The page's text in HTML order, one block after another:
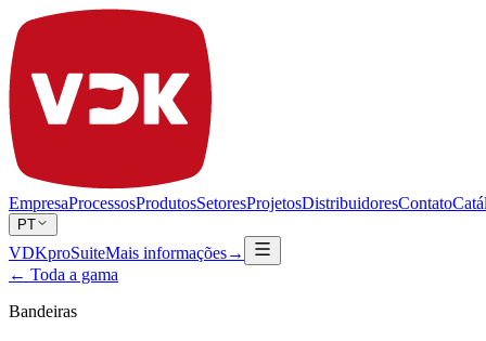
EmpresaProcessosProdutosSetoresProjetosDistribuidoresContato
PT
VDKproSuiteMais informações→
← Toda a gama
Bandeiras